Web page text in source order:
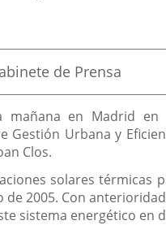
de Prensa
mañana en Madrid
Urbana y
Clos.
solares térmicas
2005. Con
sistema energético en